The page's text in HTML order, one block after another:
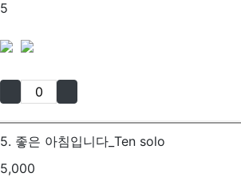
5
5. 좋은 아침입니다_Ten solo
5,000